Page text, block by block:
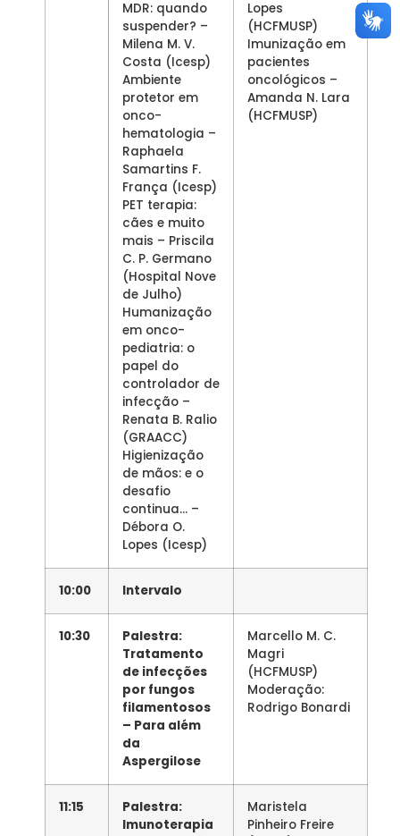
MDR: quando
suspender? –
Milena M. V.
Costa (Icesp)
Ambiente
protetor em
onco-
hematologia –
Raphaela
Samartins F.
França (Icesp)
PET terapia:
cães e muito
mais – Priscila
C. P. Germano
(Hospital Nove
de Julho)
Humanização
em onco-
pediatria: o
papel do
controlador de
infecção –
Renata B. Ralio
(GRAACC)
Higienização
de mãos: e o
desafio
continua… –
Débora O.
Lopes (Icesp)
Lopes
(HCFMUSP)
Imunização em
pacientes
oncológicos –
Amanda N. Lara
(HCFMUSP)
10:00 Intervalo
10:30
Palestra:
Tratamento
de infecções
por fungos
filamentosos
– Para além
da
Aspergilose
Marcello M. C.
Magri
(HCFMUSP)
Moderação:
Rodrigo Bonardi
11:15
Palestra:
Imunoterapia
Maristela
Pinheiro Freire